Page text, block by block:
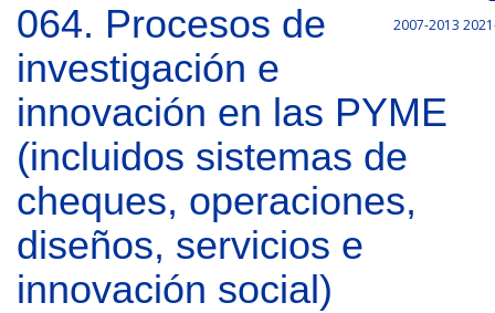
Presentación
Convocatorias
Comunicación
Documentos
2007-2013
064. Procesos de
investigación e
innovación en las PYME
(incluidos sistemas de
cheques, operaciones,
diseños, servicios e
innovación social)